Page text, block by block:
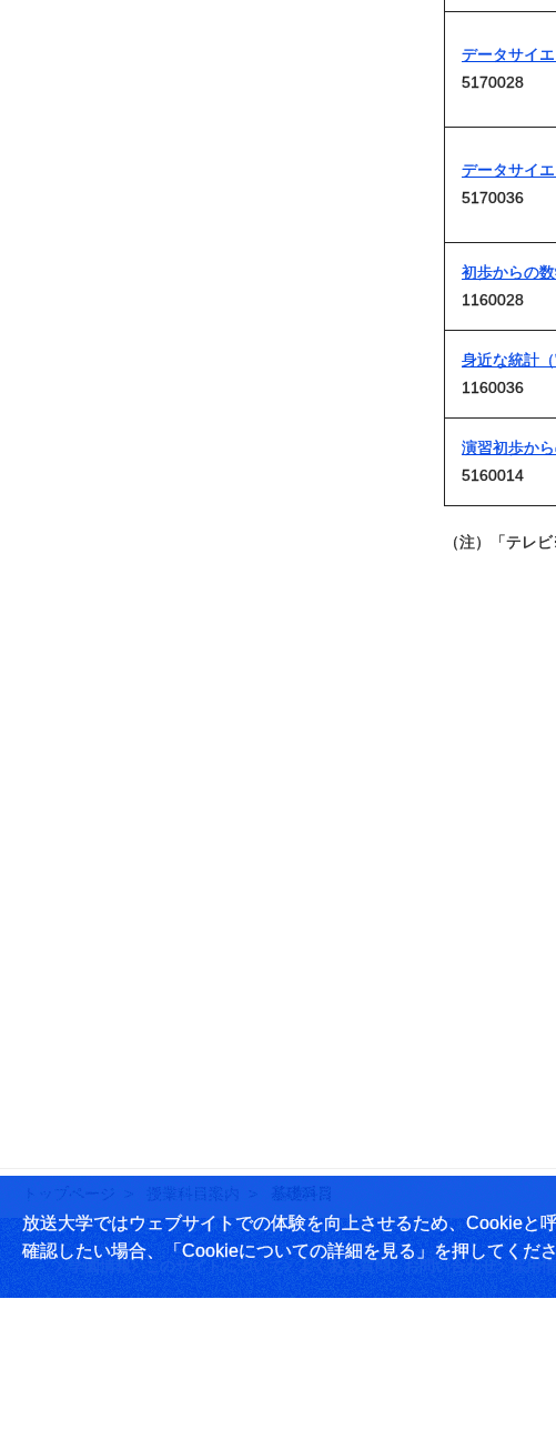
放送大学ではウェブサイトでの体験を向上させるため、Cookieと
確認したい場合、「Cookieについての詳細を見る」を押してくだ
データサイ
5170028
データサイ
5170036
初歩からの数
1160028
身近な統計（'
1160036
演習初歩から
5160014
（注）「テレ
トップページ 授業科目案内 基礎科目
学園情報 このサイトについて よくある質問 お問い合わせ 採用情